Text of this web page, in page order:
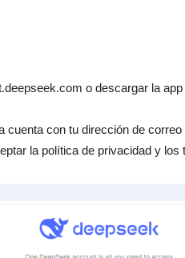
o descargar la
cuenta con tu dirección de
la política de privacidad y los